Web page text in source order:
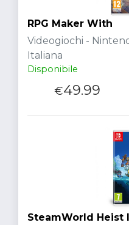
RPG Maker With
Videogiochi -
Italiana
Disponibile
€49.99
SteamWorld Heist